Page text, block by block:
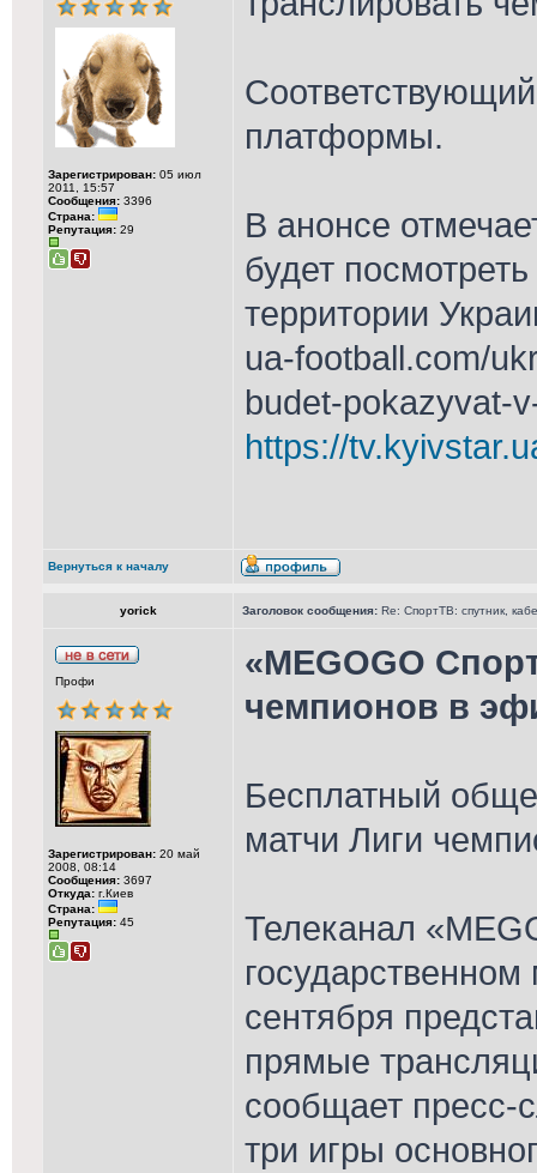
Зарегистрирован: 05 июл
2011, 15:57
Сообщения: 3396
Страна:
Репутация: 29
платформы.
В анонсе
будет
территории
ua-football.com/
budet-pokazyvat-
https://
Вернуться к началу
yorick Заголовок сообщения: Re: СпортТВ: спутник,
Профи
Зарегистрирован: 20 май
2008, 08:14
Сообщения: 3697
Откуда: г.Киев
Страна:
Репутация: 45
«MEGOGO
чемпионов в
Бесплатный
матчи Лиги
Телеканал
сентября
прямые
сообщает пресс-
три игры